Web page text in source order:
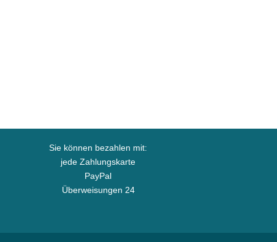
Sie können bezahlen mit:
jede Zahlungskarte
PayPal
Überweisungen 24